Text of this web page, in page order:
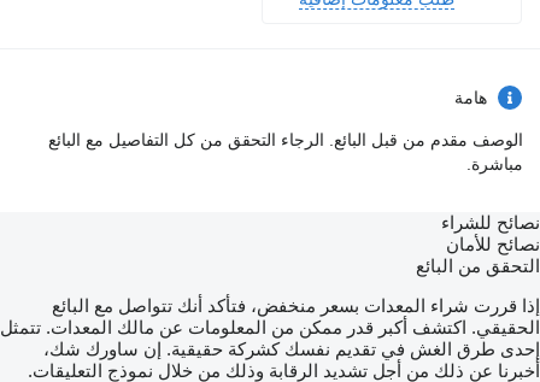
هامة
الوصف مقدم من قبل البائع. الرجاء التحقق من كل التفاصيل مع البائع
مباشرة.
نصائح للشراء
نصائح للأمان
التحقق من البائع
إذا قررت شراء المعدات بسعر منخفض، فتأكد أنك تتواصل مع البائع
الحقيقي. اكتشف أكبر قدر ممكن من المعلومات عن مالك المعدات. تتمثل
إحدى طرق الغش في تقديم نفسك كشركة حقيقية. إن ساورك شك،
أخبرنا عن ذلك من أجل تشديد الرقابة وذلك من خلال نموذج التعليقات.